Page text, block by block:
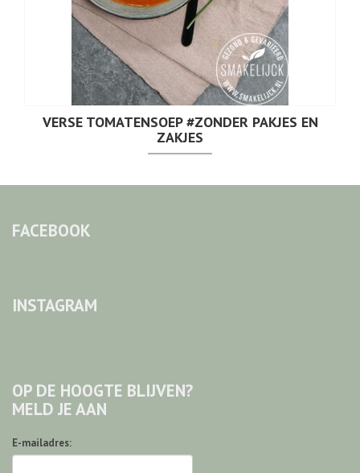
VERSE TOMATENSOEP #ZONDER PAKJES EN
ZAKJES
FACEBOOK
INSTAGRAM
OP DE HOOGTE BLIJVEN?
MELD JE AAN
E-mailadres: